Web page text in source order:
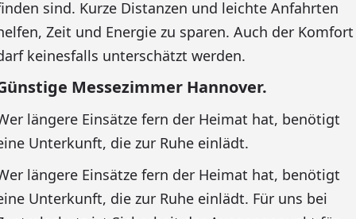
sind. Kurze Distanzen und leichte Anfahrten
Zeit und Energie zu sparen. Auch der Komfort
keinesfalls unterschätzt werden.
Messezimmer Hannover.
längere Einsätze fern der Heimat hat, benötigt
Unterkunft, die zur Ruhe einlädt.
längere Einsätze fern der Heimat hat, benötigt
Unterkunft, die zur Ruhe einlädt. Für uns bei